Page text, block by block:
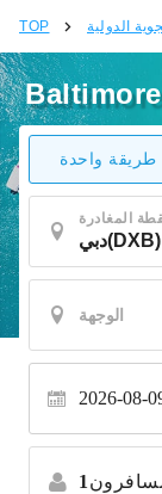
TOP
طريقة واحدة
المغادرة
2026-08-
1